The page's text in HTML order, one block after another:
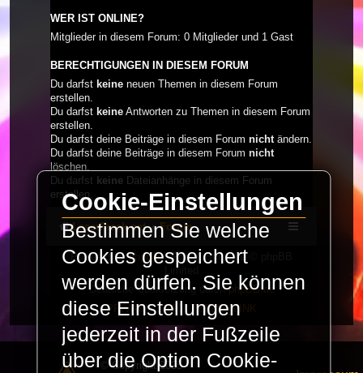
WER IST ONLINE?
Mitglieder in diesem Forum: 0 Mitglieder und 1 Gast
BERECHTIGUNGEN IN DIESEM FORUM
Du darfst keine neuen Themen in diesem Forum
erstellen.
Du darfst keine Antworten zu Themen in diesem Forum
erstellen.
Du darfst deine Beiträge in diesem Forum nichtändern.
Du darfst deine Beiträge in diesem Forum nicht
löschen.
Du darfst keine Dateianhänge in diesem Forum
erstellen.
LaserFreak.net Forum
Powered byphpBB® Forum Software © phpBB
Limited
Deutsche Übersetzung durchphpBB.de
PRIVACY_LINK
TERMS_LINK
© Copyright 2025 -
Cookie-Einstellungen
Bestimmen Sie welche
Cookies gespeichert
werden dürfen. Sie können
diese Einstellungen
jederzeit in der Fußzeile
über die Option Cookie-